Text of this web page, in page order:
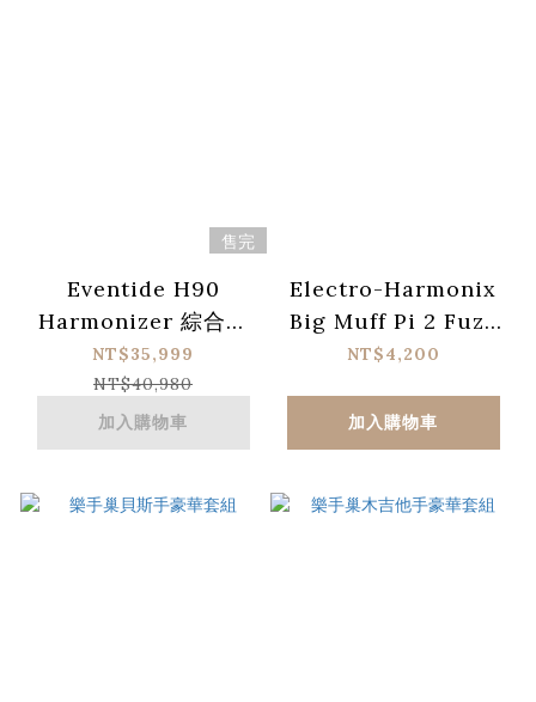
售完
Eventide H90
Harmonizer 綜合效
果器 & MixingLink
麥克風前級（內建 FX
Loop ）
NT$35,999
NT$40,980
加入購物車
Electro-Harmonix
Big Muff Pi 2 Fuzz
Pedal 效果器
NT$4,200
加入購物車